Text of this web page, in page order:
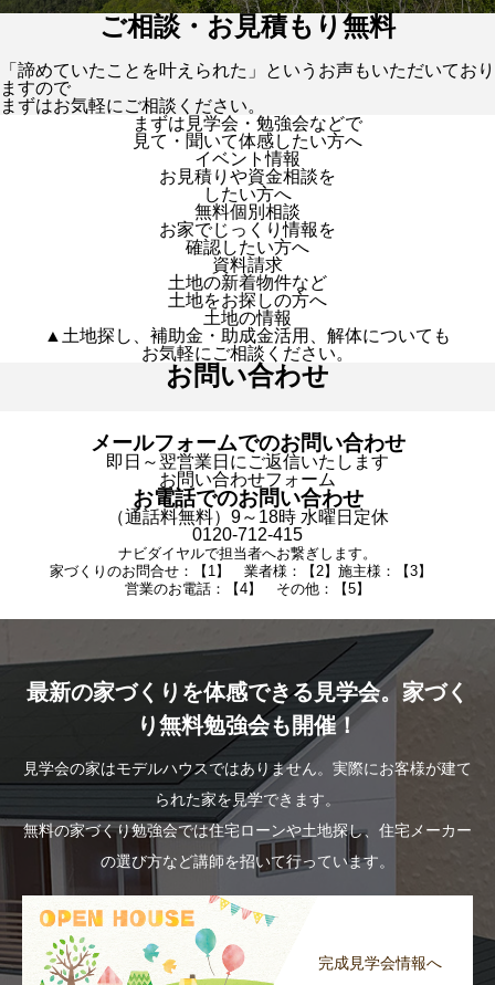
ご相談・お見積もり無料
「諦めていたことを叶えられた」というお声もいただいており
ますので
まずはお気軽にご相談ください。
まずは見学会・勉強会などで
見て・聞いて体感したい方へ
イベント情報
お見積りや資金相談を
したい方へ
無料個別相談
お家でじっくり情報を
確認したい方へ
資料請求
土地の新着物件など
土地をお探しの方へ
土地の情報
▲土地探し、補助金・助成金活用、解体についても
お気軽にご相談ください。
お問い合わせ
メールフォームでのお問い合わせ
即日～翌営業日にご返信いたします
お問い合わせフォーム
お電話でのお問い合わせ
（通話料無料）9～18時 水曜日定休
0120-712-415
ナビダイヤルで担当者へお繋ぎします。
家づくりのお問合せ：【1】 業者様：【2】施主様：【3】
営業のお電話：【4】 その他：【5】
最新の家づくりを体感できる見学会。家づく
り無料勉強会も開催！
見学会の家はモデルハウスではありません。実際にお客様が建て
られた家を見学できます。
無料の家づくり勉強会では住宅ローンや土地探し、住宅メーカー
の選び方など講師を招いて行っています。
完成見学会情報へ